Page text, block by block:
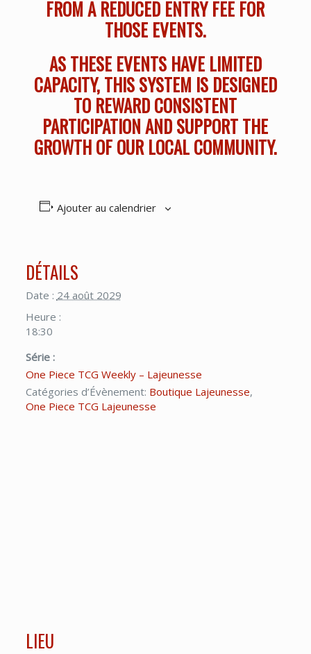
FROM A REDUCED ENTRY FEE FOR
THOSE EVENTS.
AS THESE EVENTS HAVE LIMITED
CAPACITY, THIS SYSTEM IS DESIGNED
TO REWARD CONSISTENT
PARTICIPATION AND SUPPORT THE
GROWTH OF OUR LOCAL COMMUNITY.
Ajouter au calendrier
DÉTAILS
Date : 24 août 2029
Heure :
18:30
Série :
One Piece TCG Weekly – Lajeunesse
Catégories d’Évènement: Boutique Lajeunesse,
One Piece TCG Lajeunesse
LIEU